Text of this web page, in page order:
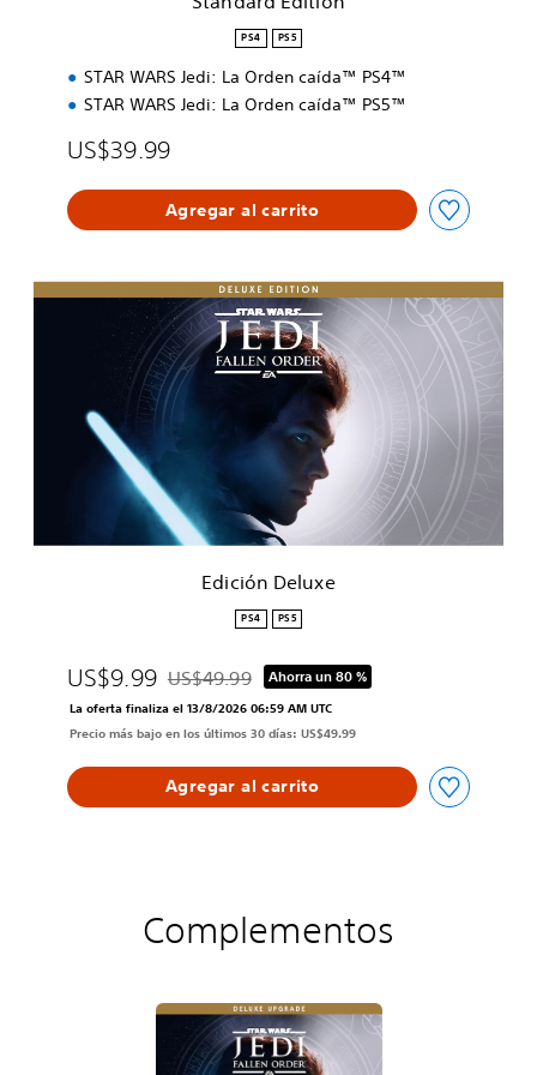
PS4 PS5
STAR WARS Jedi: La Orden caída™ PS4™
STAR WARS Jedi: La Orden caída™ PS5™
US$39.99
Agregar al carrito
E
x
Edición Deluxe
PS4 PS5
US$9.99 Rebajado del precio original de US$49.99
US$49.99 Ahorra un 80 %
La oferta finaliza el 13/8/2026 06:59 AM UTC
Precio más bajo en los últimos 30 días: US$49.99
Agregar al carrito
Complementos